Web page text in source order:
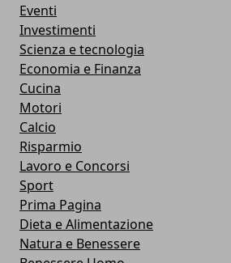
Eventi
Investimenti
Scienza e tecnologia
Economia e Finanza
Cucina
Motori
Calcio
Risparmio
Lavoro e Concorsi
Sport
Prima Pagina
Dieta e Alimentazione
Natura e Benessere